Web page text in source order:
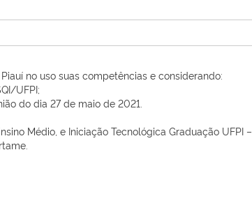
no uso suas competências e considerando:
UFPI;
do dia 27 de maio de 2021.
Médio, e Iniciação Tecnológica Graduação UFPI –